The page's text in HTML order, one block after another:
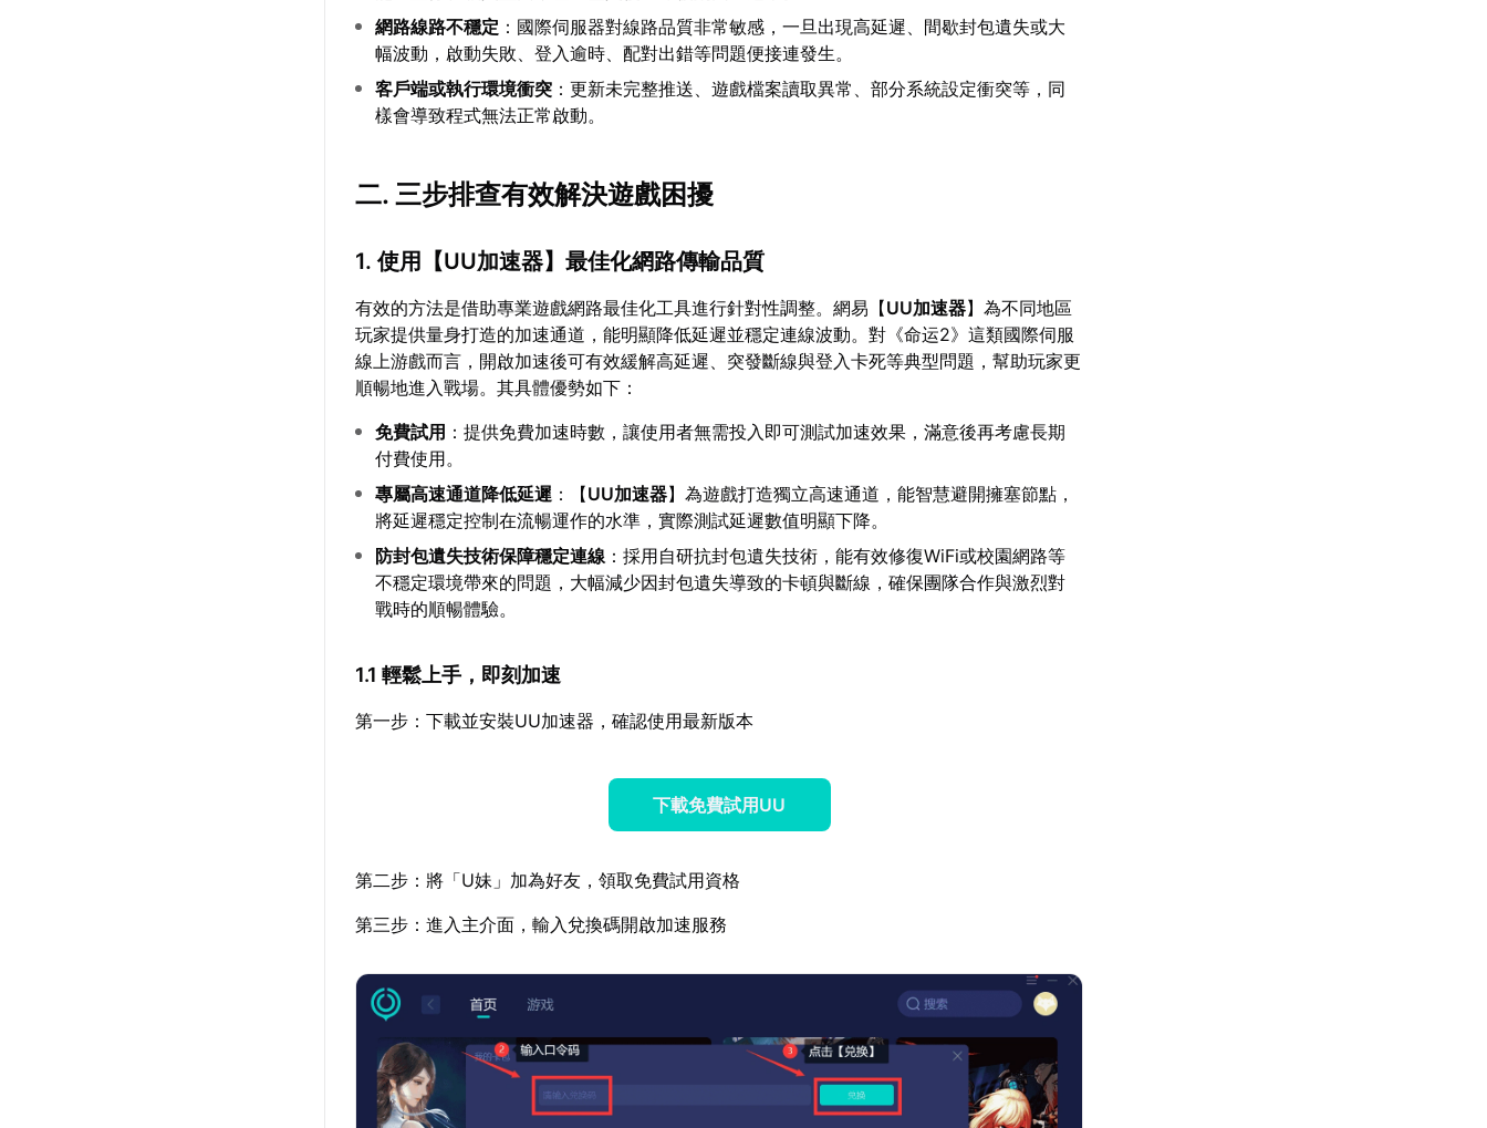
網路線路不穩定 ：國際伺服器對線路品質非常敏感，一旦出現高延遲、間歇封包遺失或大
幅波動，啟動失敗、登入逾時、配對出錯等問題便接連發生。
客戶端或執行環境衝突 ：更新未完整推送、遊戲檔案讀取異常、部分系統設定衝突等，同
樣會導致程式無法正常啟動。
二. 三步排查有效解決遊戲困擾
1. 使用【UU加速器】最佳化網路傳輸品質
有效的方法是借助專業遊戲網路最佳化工具進行針對性調整。網易【UU加速器】為不同地區
玩家提供量身打造的加速通道，能明顯降低延遲並穩定連線波動。對《命运2》這類國際伺服
線上游戲而言，開啟加速後可有效緩解高延遲、突發斷線與登入卡死等典型問題，幫助玩家更
順暢地進入戰場。其具體優勢如下：
免費試用 ：提供免費加速時數，讓使用者無需投入即可測試加速效果，滿意後再考慮長期
付費使用。
專屬高速通道降低延遲 ：【UU加速器】為遊戲打造獨立高速通道，能智慧避開擁塞節點，
將延遲穩定控制在流暢運作的水準，實際測試延遲數值明顯下降。
防封包遺失技術保障穩定連線 ：採用自研抗封包遺失技術，能有效修復WiFi或校園網路等
不穩定環境帶來的問題，大幅減少因封包遺失導致的卡頓與斷線，確保團隊合作與激烈對
戰時的順暢體驗。
1.1 輕鬆上手，即刻加速
第一步：下載並安裝UU加速器，確認使用最新版本
下載免費試用UU
第二步：將「U妹」加為好友，領取免費試用資格
第三步：進入主介面，輸入兌換碼開啟加速服務